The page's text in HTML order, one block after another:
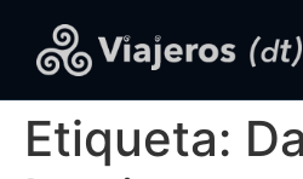
Etiqueta: